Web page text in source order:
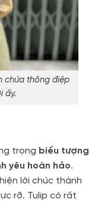
chứa thông điệp
ấy.
trọng biểu tượng
yêu hoàn hảo.
lời chúc thành
rỡ. Tulip có rất